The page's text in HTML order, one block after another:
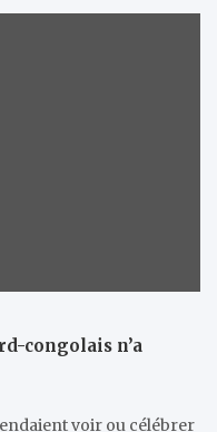
congolais n’a
voir ou célébrer